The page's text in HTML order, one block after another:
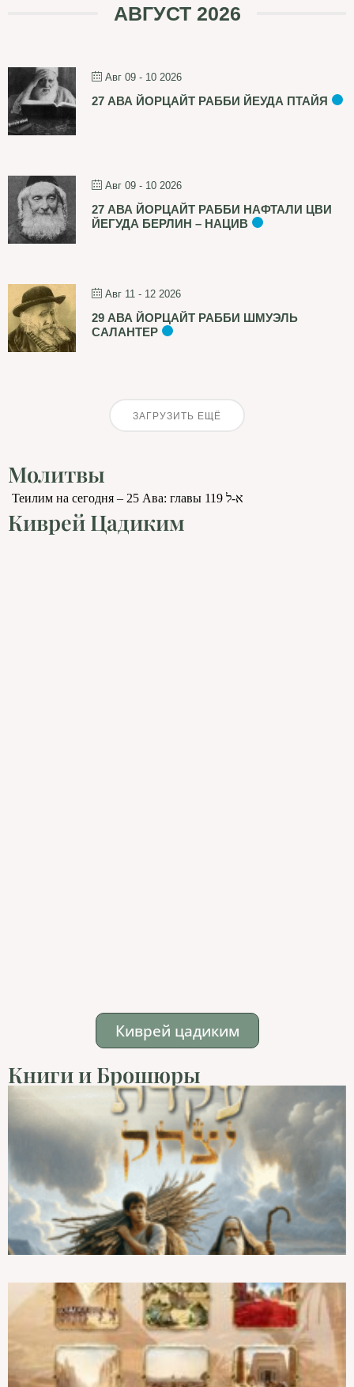
АВГУСТ 2026
Авг 09 - 10 2026
27 АВА ЙОРЦАЙТ РАББИ ЙЕУДА ПТАЙЯ
Авг 09 - 10 2026
27 АВА ЙОРЦАЙТ РАББИ НАФТАЛИ ЦВИ
ЙЕГУДА БЕРЛИН – НАЦИВ
Авг 11 - 12 2026
29 АВА ЙОРЦАЙТ РАББИ ШМУЭЛЬ
САЛАНТЕР
ЗАГРУЗИТЬ ЕЩЁ
Молитвы
Теилим на сегодня – 25 Ава: главы 119 א-ל
Киврей Цадиким
Киврей цадиким
Книги и Брошюры